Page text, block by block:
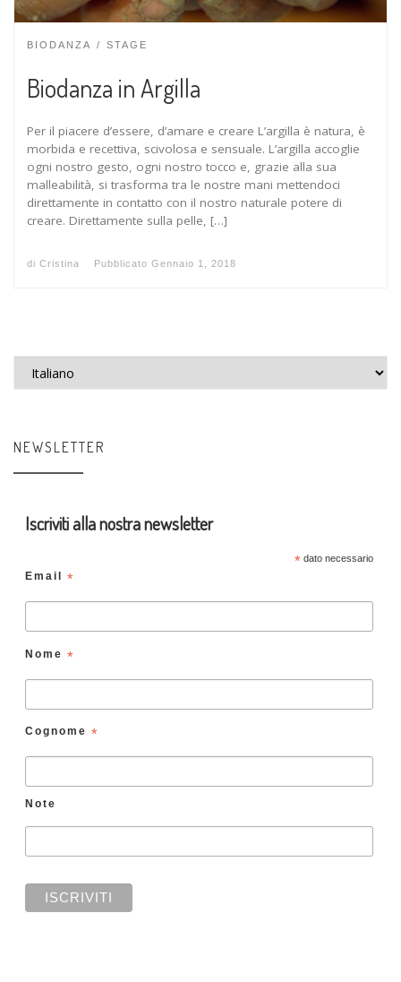
BIODANZA STAGE
Biodanza in Argilla
Per il piacere d’essere, d’amare e creare L’argilla è natura, è
morbida e recettiva, scivolosa e sensuale. L’argilla accoglie
ogni nostro gesto, ogni nostro tocco e, grazie alla sua
malleabilità, si trasforma tra le nostre mani mettendoci
direttamente in contatto con il nostro naturale potere di
creare. Direttamente sulla pelle, […]
di Cristina Pubblicato Gennaio 1, 2018
NEWSLETTER
Iscriviti alla nostra newsletter
*dato necessario
Email *
Nome *
Cognome *
Note